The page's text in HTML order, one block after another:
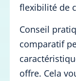
flexibilité de
Conseil
comparatif
offre. Cela